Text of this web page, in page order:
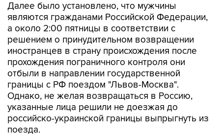
Далее было установлено, что мужчины
являются гражданами Российской Федерации,
а около 2:00 пятницы в соответствии с
решением о принудительном возвращении
иностранцев в страну происхождения после
прохождения пограничного контроля они
отбыли в направлении государственной
границы с РФ поездом "Львов-Москва".
Однако, не желая возвращаться в Россию,
указанные лица решили не доезжая до
российско-украинской границы выпрыгнуть из
поезда.